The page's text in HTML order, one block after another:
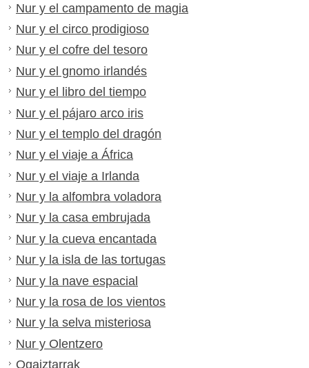
Nur y el campamento de magia
Nur y el circo prodigioso
Nur y el cofre del tesoro
Nur y el gnomo irlandés
Nur y el libro del tiempo
Nur y el pájaro arco iris
Nur y el templo del dragón
Nur y el viaje a África
Nur y el viaje a Irlanda
Nur y la alfombra voladora
Nur y la casa embrujada
Nur y la cueva encantada
Nur y la isla de las tortugas
Nur y la nave espacial
Nur y la rosa de los vientos
Nur y la selva misteriosa
Nur y Olentzero
Ogaiztarrak